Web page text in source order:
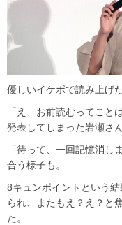
優しいイケボで読み上げ
「え、お前読むってこと
発表してしまった岩瀬さ
「待って、一回記憶消
合う様子も。
8キュンポイントという
られ、またもえ？え？と
た。